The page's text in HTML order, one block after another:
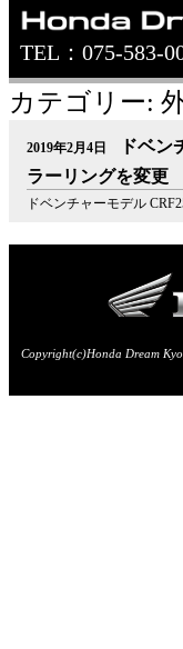
TEL：075-583-
カテゴリー:
2019年2月4日
ドベ
ラーリングを変更
ドベンチャーモデル
Copyright(c)Honda Dream